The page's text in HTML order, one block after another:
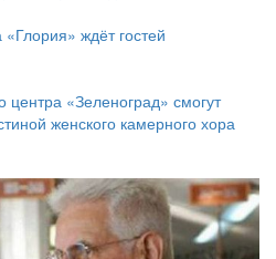
ждёт гостей
центра «Зеленоград» смогут
женского камерного хора